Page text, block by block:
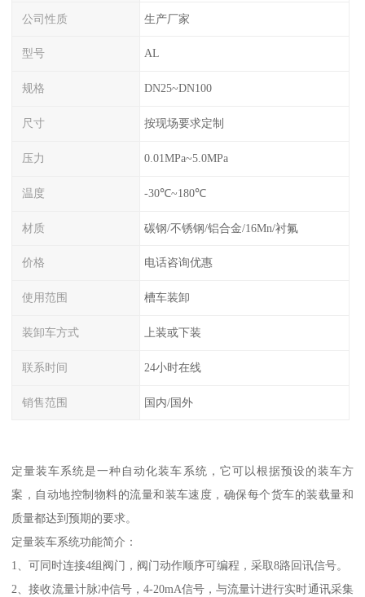
公司性质 生产厂家
型号 AL
规格 DN25~DN100
尺寸 按现场要求定制
压力 0.01MPa~5.0MPa
温度 -30℃~180℃
材质 碳钢/不锈钢/铝合金/16Mn/衬氟
价格 电话咨询优惠
使用范围 槽车装卸
装卸车方式 上装或下装
联系时间 24小时在线
销售范围 国内/国外
定量装车系统是一种自动化装车系统，它可以根据预设的装车方
案，自动地控制物料的流量和装车速度，确保每个货车的装载量和
质量都达到预期的要求。
定量装车系统功能简介：
1、可同时连接4组阀门，阀门动作顺序可编程，采取8路回讯信号。
2、接收流量计脉冲信号，4-20mA信号，与流量计进行实时通讯采集